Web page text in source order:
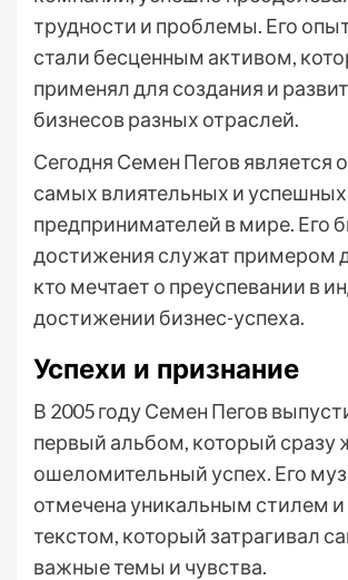
трудности и проблемы. Его
стали бесценным активом,
применял для создания и
бизнесов разных отраслей.
Сегодня Семен Пегов является
самых влиятельных и успешных
предпринимателей в мире. Его
достижения служат примером
кто мечтает о преуспевании в
достижении бизнес-успеха.
Успехи и признание
В 2005 году Семен Пегов
первый альбом, который сразу
ошеломительный успех. Его
отмечена уникальным стилем и
текстом, который затрагивал
важные темы и чувства.